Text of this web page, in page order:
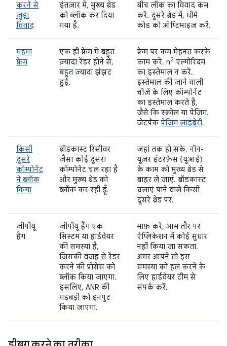
करने से
जुड़ा
विवाद
इंतज़ार में, मुख्य थ्रेड
को ब्लॉक कर दिया
गया है.
बीच लॉक का विवाद कम
करें. दूसरे थ्रेड में, धीमे
कोड को ऑप्टिमाइज़ करें.
महंगा
फ़्रेम
एक ही फ़्रेम में बहुत
ज़्यादा रेंडर होने से,
बहुत ज़्यादा झंझट
हुई.
फ़्रेम पर कम मेहनत करके
काम करें. n2 एल्गोरिदम
का इस्तेमाल न करें.
इस्तेमाल की जाने वाली
चीज़ें के लिए कॉम्पोनेंट
का इस्तेमाल करते हैं,
जैसे कि स्क्रोल या पेजिंग.
जेटपैक पेजिंग लाइब्रेरी.
किसी
दूसरे
कॉम्पोनेंट
ने ब्लॉक
किया
ब्रॉडकास्ट रिसीवर
जैसा कोई दूसरा
कॉम्पोनेंट चल रहा है
और मुख्य थ्रेड को
ब्लॉक कर रही हूँ.
जहां तक हो सके, नॉन-
यूज़र इंटरफ़ेस (यूआई)
के काम को मुख्य थ्रेड से
बाहर ले जाएं. ब्रॉडकास्ट
चलाएं पाने वाले किसी
दूसरे थ्रेड पर.
जीपीयू
हैंग
जीपीयू हैंग एक
सिस्टम या हार्डवेयर
की समस्या है,
जिसकी वजह से रेंडर
करने की प्रोसेस को
ब्लॉक किया जाएगा.
इसलिए, ANR की
गड़बड़ी को इनपुट
किया जाएगा.
माफ़ करें, आम तौर पर
ऐप्लिकेशन में कोई सुधार
नहीं किया जा सकता.
अगर आपने तो इस
समस्या को हल करने के
लिए हार्डवेयर टीम से
संपर्क करें.